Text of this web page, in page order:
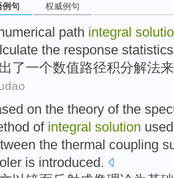
例句 权威例句
path integral
the response statistics
了一个数值路径积分解法来
on the theory of the
of integral solution
the thermal coupling
is introduced .